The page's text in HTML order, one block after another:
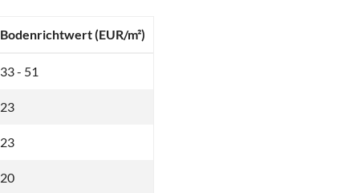
Bodenrichtwert (EUR/m²)
33 - 51
23
23
20